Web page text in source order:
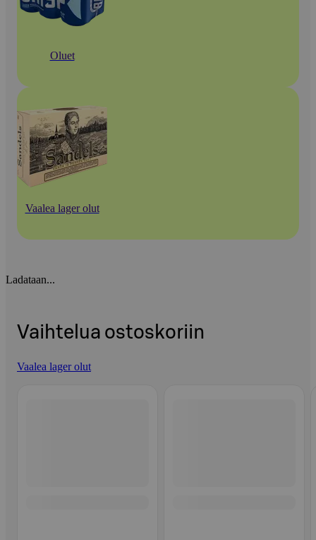
Oluet
Vaalea lager olut
Ladataan...
Vaihtelua ostoskoriin
Vaalea lager olut